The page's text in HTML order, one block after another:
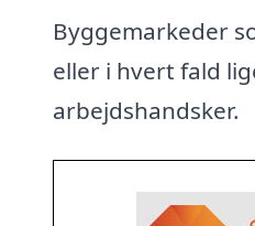
Byggemarkeder
eller i hvert fald
arbejdshandsker.